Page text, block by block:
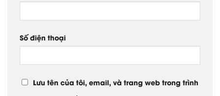
Số điện thoại
Lưu tên của tôi, email, và trang web trong trình